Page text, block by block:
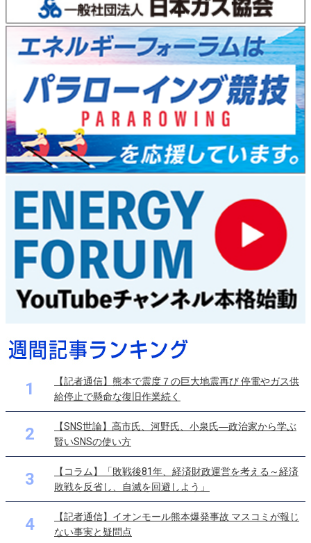
1
【記者通信】熊本で震度７の巨大地震再び 停電やガス供
給停止で懸命な復旧作業続く
2
【SNS世論】高市氏、河野氏、小泉氏―政治家から学ぶ
賢いSNSの使い方
3
【コラム】「敗戦後81年、経済財政運営を考える～経済
敗戦を反省し、自滅を回避しよう」
4
【記者通信】イオンモール熊本爆発事故 マスコミが報じ
ない事実と疑問点